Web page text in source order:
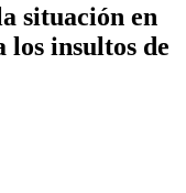
situación en
los insultos de